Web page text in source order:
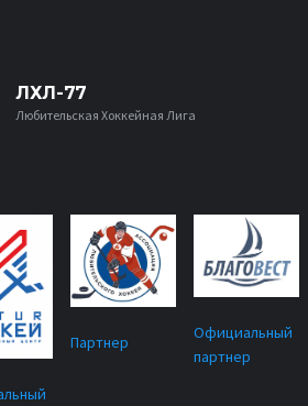
ЛХЛ-77
Любительская Хоккейная Лига
Партнер
Официальный
партнер